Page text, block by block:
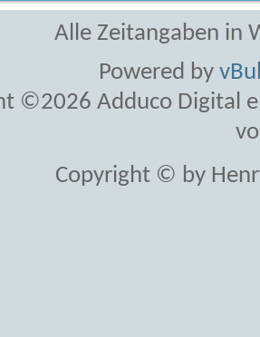
Alle Zeitangaben in
Powered by
©2026 Adduco Digital
Copyright © by